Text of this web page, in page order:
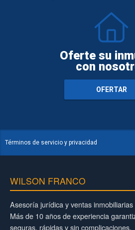
Oferte su
con
OFERTAR
Términos de servicio y privacidad
WILSON FRANCO
Asesoría jurídica y ventas
Más de 10 años de experiencia
seguras, rápidas y sin complicaciones.